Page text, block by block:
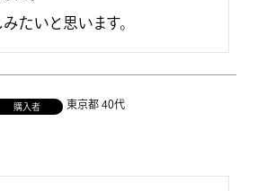
たいと思います。
購入者 東京都 40代